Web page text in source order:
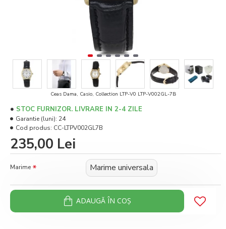
Ceas Dama, Casio, Collection LTP-V0 LTP-V002GL-7B
235,00 Lei
STOC FURNIZOR. LIVRARE IN 2-4 ZILE
Garantie (luni): 24
Cod produs: CC-LTPV002GL7B
Marime Marime universala
ADAUGĂ ÎN COŞ